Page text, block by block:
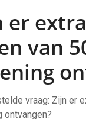
er
van
vraag: Zijn er
ontvangen?